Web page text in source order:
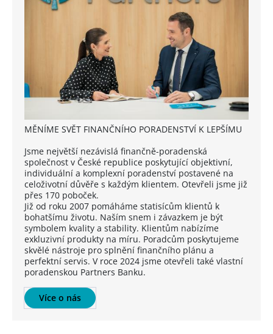
MĚNÍME SVĚT FINANČNÍHO PORADENSTVÍ K LEPŠÍMU
Jsme největší nezávislá finančně-poradenská
společnost v České republice poskytující objektivní,
individuální a komplexní poradenství postavené na
celoživotní důvěře s každým klientem. Otevřeli jsme již
přes 170 poboček.
Již od roku 2007 pomáháme statisícům klientů k
bohatšímu životu. Naším snem i závazkem je být
symbolem kvality a stability. Klientům nabízíme
exkluzivní produkty na míru. Poradcům poskytujeme
skvělé nástroje pro splnění finančního plánu a
perfektní servis. V roce 2024 jsme otevřeli také vlastní
poradenskou Partners Banku.
Více o nás